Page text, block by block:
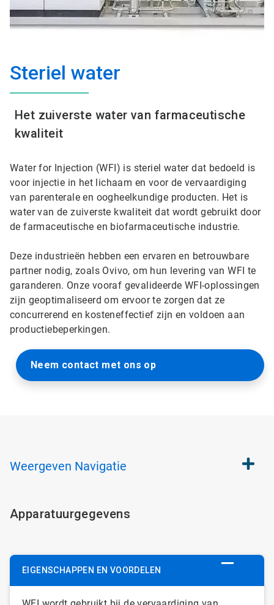
Steriel water
Het zuiverste water van farmaceutische
kwaliteit
Water for Injection (WFI) is steriel water dat bedoeld is
voor injectie in het lichaam en voor de vervaardiging
van parenterale en oogheelkundige producten. Het is
water van de zuiverste kwaliteit dat wordt gebruikt door
de farmaceutische en biofarmaceutische industrie.
Deze industrieën hebben een ervaren en betrouwbare
partner nodig, zoals Ovivo, om hun levering van WFI te
garanderen. Onze vooraf gevalideerde WFI-oplossingen
zijn geoptimaliseerd om ervoor te zorgen dat ze
concurrerend en kosteneffectief zijn en voldoen aan
productiebeperkingen.
Neem contact met ons op
Weergeven Navigatie
Apparatuurgegevens
EIGENSCHAPPEN EN VOORDELEN